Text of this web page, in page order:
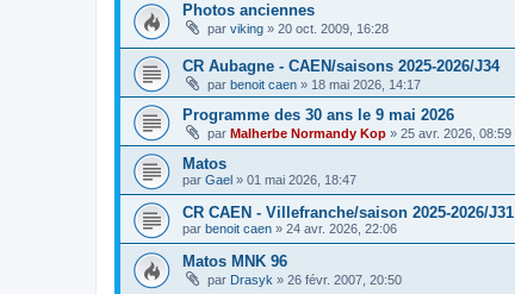
Photos anciennes
par viking » 20 oct. 2009, 16:28
CR Aubagne - CAEN/saisons 2025-2026/J34
par benoit caen » 18 mai 2026, 14:17
Programme des 30 ans le 9 mai 2026
par Malherbe Normandy Kop » 25 avr. 2026, 08:59
Matos
par Gael » 01 mai 2026, 18:47
CR CAEN - Villefranche/saison 2025-2026/J31
par benoit caen » 24 avr. 2026, 22:06
Matos MNK 96
par Drasyk » 26 févr. 2007, 20:50